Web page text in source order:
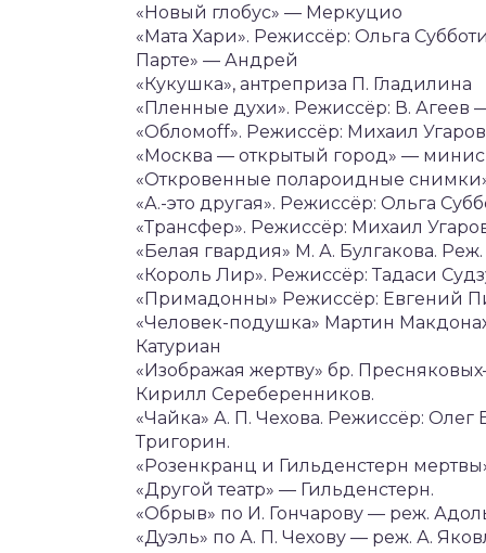
«Новый глобус» — Меркуцио
«Мата Хари». Режиссёр: Ольга
Парте» — Андрей
«Кукушка», антреприза П. Гладилина
«Пленные духи». Режиссёр: В.
«Обломoff». Режиссёр: Михаил
«Москва — открытый город» —
«Откровенные полароидные
«А.-это другая». Режиссёр: Ольга
«Трансфер». Режиссёр: Михаил
«Белая гвардия» М. А. Булгакова.
«Король Лир». Режиссёр: Тадаси
«Примадонны» Режиссёр: Евгений
«Человек-подушка» Мартин
Катуриан
«Изображая жертву» бр.
Кирилл Сереберенников.
«Чайка» А. П. Чехова. Режиссёр:
Тригорин.
«Розенкранц и Гильденстерн
«Другой театр» — Гильденстерн.
«Обрыв» по И. Гончарову — реж.
«Дуэль» по А. П. Чехову — реж. А.